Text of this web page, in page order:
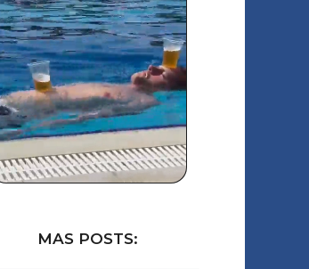
MAS POSTS: